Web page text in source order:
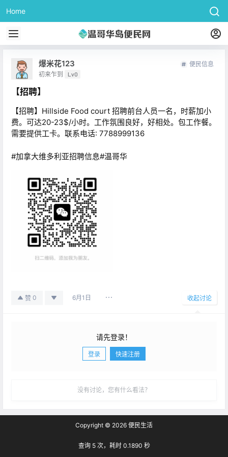
Home
爆米花123
初来乍到 Lv0
便民信息
【招聘】
【招聘】Hillside Food court 招聘前台人员一名，时薪加小
费。可达20-23$/小时。工作氛围良好，好相处。包工作餐。
需要提供工卡。联系电话: 7788999136
#加拿大维多利亚招聘信息#温哥华
赞 0 6月1日 收起讨论
请先登录！
登录 快速注册
没有讨论，您有什么看法？
Copyright © 2026 便民生活
查询 5 次，耗时 0.1890 秒